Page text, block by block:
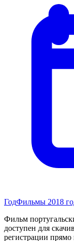
ГодФильмы 2018
Фильм
доступен для
регистрации